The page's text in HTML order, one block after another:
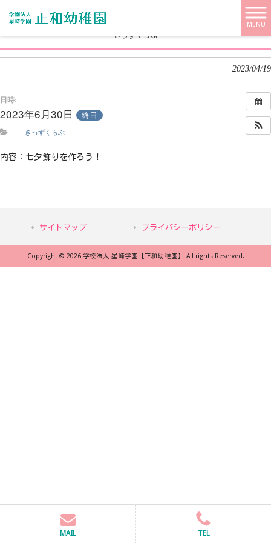
MENU
学校法人 星崎学園【正和幼稚園】 HOME
きっずくらぶ
2023/04/19
日時:
2023年6月30日 終日
きっずくらぶ
内容：七夕飾りを作ろう！
サイトマップ プライバシーポリシー
Copyright © 2026 学校法人 星崎学園【正和幼稚園】 All rights Reserved.
MAIL TEL